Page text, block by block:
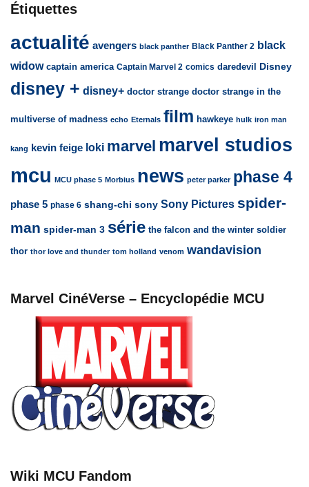
Étiquettes
actualité avengers black panther Black Panther 2 black
widow captain america Captain Marvel 2 comics daredevil Disney
disney + disney+ doctor strange doctor strange in the
multiverse of madness echo Eternals film hawkeye hulk iron man
kang kevin feige loki marvel marvel studios
mcu MCU phase 5 Morbius news peter parker phase 4
phase 5 phase 6 shang-chi sony Sony Pictures spider-
man spider-man 3 série the falcon and the winter soldier
thor thor love and thunder tom holland venom wandavision
Marvel CinéVerse – Encyclopédie MCU
Wiki MCU Fandom